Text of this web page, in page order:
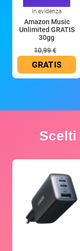
In evidenza
Amazon Music
Unlimited GRATIS
30gg
10,99 €
GRATIS
Scelti